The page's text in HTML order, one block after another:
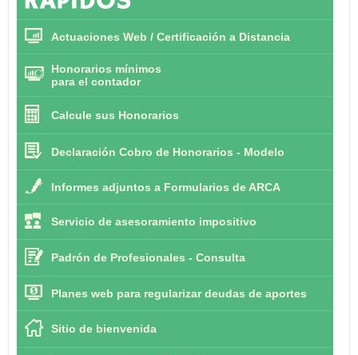
Actuaciones Web / Certificación a Distancia
Honorarios mínimos
para el contador
Calcule sus Honorarios
Declaración Cobro de Honorarios - Modelo
Informes adjuntos a Formularios de ARCA
Servicio de asesoramiento impositivo
Padrón de Profesionales - Consulta
Planes web para regularizar deudas de aportes
Sitio de bienvenida